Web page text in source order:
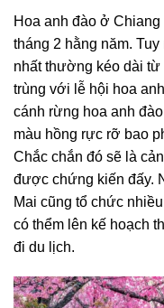
Hoa anh đào ở
tháng 2 hằng năm.
nhất thường kéo dài từ
trùng với lễ hội hoa
cánh rừng hoa anh
màu hồng rực rỡ bao
Chắc chắn đó sẽ là
được chứng kiến đấy.
Mai cũng tổ chức
có thểm lên kế hoạch
đi du lịch.